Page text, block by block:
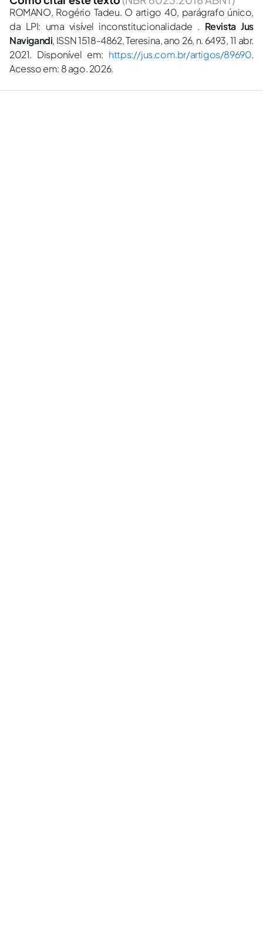
ROMANO, Rogério Tadeu. O artigo 40, parágrafo único,
da LPI: uma visível inconstitucionalidade . Revista Jus
Navigandi, ISSN 1518-4862, Teresina, ano 26, n. 6493, 11 abr.
2021. Disponível em: https://jus.com.br/artigos/89690.
Acesso em: 8 ago. 2026.